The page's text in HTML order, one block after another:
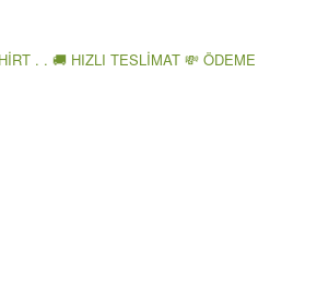
. . 🚚 HIZLI TESLİMAT 💸 ÖDEME